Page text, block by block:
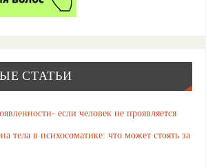
СТАТЬИ
если человек не проявляется
тела в психосоматике: что может стоять за